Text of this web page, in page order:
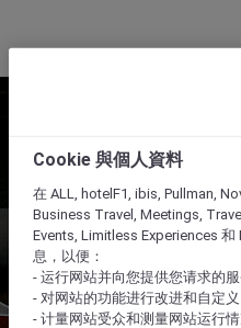
Cookie 與個人資料
在 ALL, hotelF1, ibis, Pullman,
Business Travel, Meetings,
Events, Limitless Experiences 和
息，以便：
- 运行网站并向您提供您请求的
- 对网站的功能进行改进和自定义
- 计量网站受众和测量网站运行